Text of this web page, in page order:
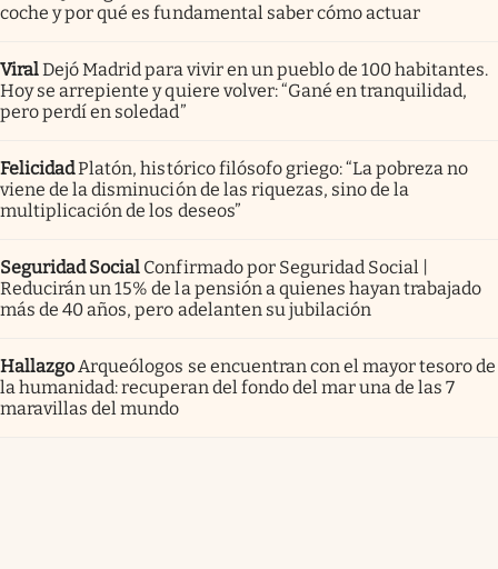
coche y por qué es fundamental saber cómo actuar
ViralDejó Madrid para vivir en un pueblo de 100 habitantes.
Hoy se arrepiente y quiere volver: “Gané en tranquilidad,
pero perdí en soledad”
FelicidadPlatón, histórico filósofo griego: “La pobreza no
viene de la disminución de las riquezas, sino de la
multiplicación de los deseos”
Seguridad Social Confirmado por Seguridad Social |
Reducirán un 15% de la pensión a quienes hayan trabajado
más de 40 años, pero adelanten su jubilación
Hallazgo Arqueólogos se encuentran con el mayor tesoro de
la humanidad: recuperan del fondo del mar una de las 7
maravillas del mundo